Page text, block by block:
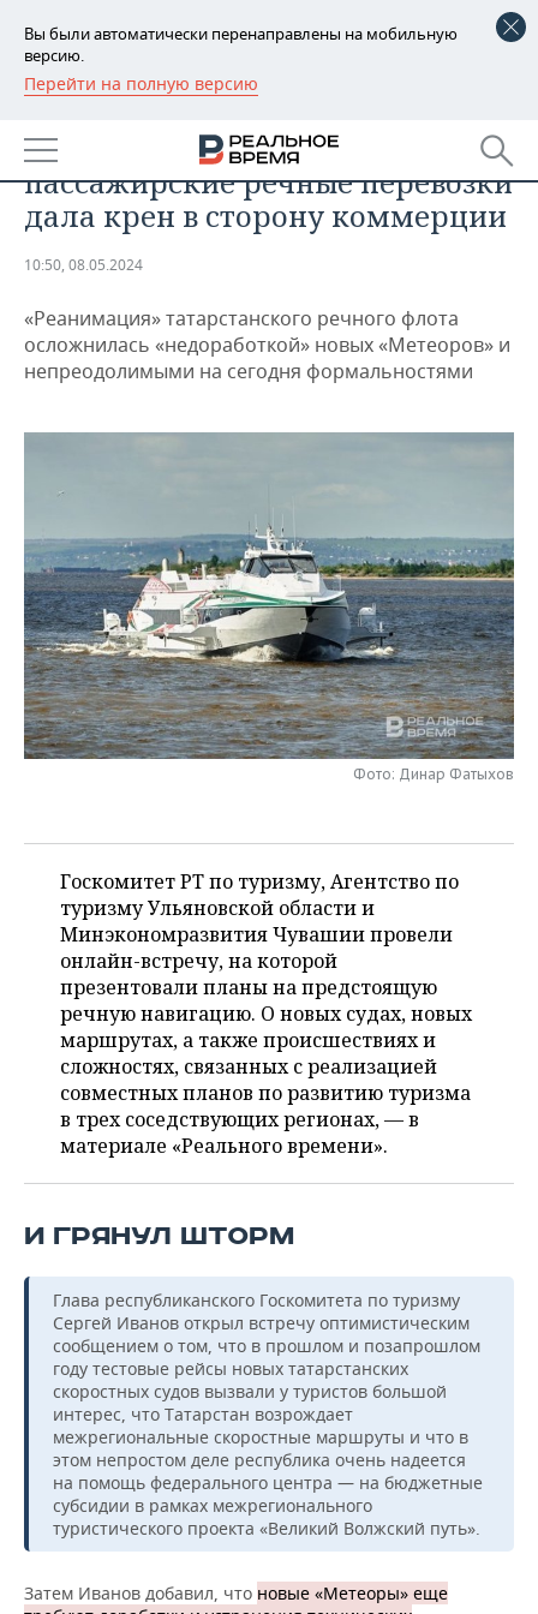
Вы были автоматически перенаправлены на мобильную
версию.
Перейти на полную версию
РЕГИОНЫ
БАШКОРТОСТАН
ТАТАРСТАН
НОВОСТИ
АНАЛИТИКА
ДЕКЛАРАЦИИ О ДОХОДАХ
КОРОЛИ ГОСЗАКАЗА ПФО
ТОРГОВЫЕ ЦЕНТРЫ
НОВОСТИ ЭКОНОМИКИ
ФИНАНСЫ
ПРОМЫШЛЕННОСТЬ
НОВОСТИ
ПРОМЫШЛЕННОСТИ
АГРОПРОМ
МАШИНОСТРОЕНИЕ
НЕФТЕХИМИЯ
НЕФТЬ
ОПК
ЭНЕРГЕТИКА
НЕДВИЖИМОСТЬ
РОЗНИЧНАЯ ТОРГОВЛЯ
ТРАНСПОРТ
УСЛУГИ
НОВОСТИ ТЕХНОЛОГИЙ
IT
МЕДИА
ТЕЛЕКОММУНИКАЦИИ
МЕРОПРИЯТИЯ
НОВОСТИ МЕРОПРИЯТИЙ
ВЫЕЗДНАЯ РЕДАКЦИЯ
БИЗНЕС-БРАНЧИ
СПОРТ
НОВОСТИ СПОРТА
ФУТБОЛ
ВОЛЕЙБОЛ
КИБЕРСПОРТ
ФИГУРНОЕ КАТАНИЕ
ВОДНЫЕ ВИДЫ СПОРТА
ХОККЕЙ С МЯЧОМ
ОБЩЕСТВО
НОВОСТИ ОБЩЕСТВА
ИСТОРИЯ
КУЛЬТУРА
МЕДИЦИНА
ОБРАЗОВАНИЕ
ПРОИСШЕСТВИЯ
ФОТОГАЛЕРЕЯ
СПИСОК ПЕРСОН
СПИСОК КОМПАНИЙ
ПОЛНАЯ ВЕРСИЯ
Попытка возродить регулярные
пассажирские речные перевозки
дала крен в сторону коммерции
10:50, 08.05.2024
«Реанимация» татарстанского речного флота
осложнилась «недоработкой» новых «Метеоров» и
непреодолимыми на сегодня формальностями
Фото: Динар Фатыхов
Госкомитет РТ по туризму, Агентство по
туризму Ульяновской области и
Минэкономразвития Чувашии провели
онлайн-встречу, на которой
презентовали планы на предстоящую
речную навигацию. О новых судах, новых
маршрутах, а также происшествиях и
сложностях, связанных с реализацией
совместных планов по развитию туризма
в трех соседствующих регионах, — в
материале «Реального времени».
И ГРЯНУЛ ШТОРМ
Глава республиканского Госкомитета по туризму
Сергей Иванов открыл встречу оптимистическим
сообщением о том, что в прошлом и позапрошлом
году тестовые рейсы новых татарстанских
скоростных судов вызвали у туристов большой
интерес, что Татарстан возрождает
межрегиональные скоростные маршруты и что в
этом непростом деле республика очень надеется
на помощь федерального центра — на бюджетные
субсидии в рамках межрегионального
туристического проекта «Великий Волжский путь».
Затем Иванов добавил, что новые «Метеоры» еще